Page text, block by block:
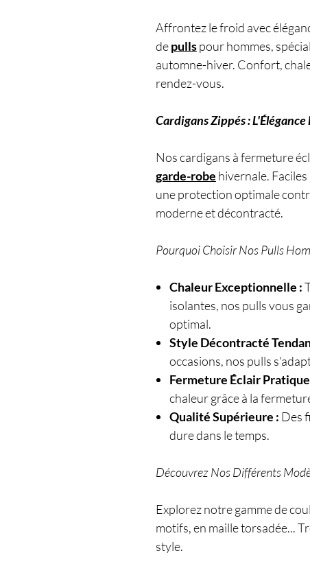
Affrontez le froid avec
depullspour hommes,
automne-hiver. Confort,
rendez-vous.
Cardigans Zippés :
Nos cardigans à fermeture
garde-robe hivernale.
une protection optimale
moderne et décontracté.
Pourquoi Choisir Nos Pulls
Chaleur Exceptionnelle :
isolantes, nos pulls vous
optimal.
Style Décontracté
occasions, nos pulls
Fermeture Éclair
chaleur grâce à la
Qualité Supérieure : Des
dure dans le temps.
Découvrez Nos Différents
Explorez notre gamme de
motifs, en maille torsadée...
style.